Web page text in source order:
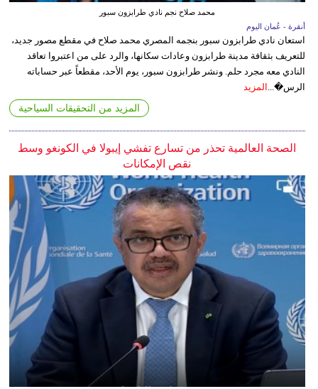
محمد صلاح نجم نادي طرابزون سبور
أنقرة - عُمان اليوم
استعان نادي طرابزون سبور بنجمه المصري محمد صلاح في مقطع مصور جديد،
للتعريف بثقافة مدينة طرابزون وعادات سكانها، والرد على من اعتبروا تعاقد
النادي معه مجرد حلم. ونشر طرابزون سبور، يوم الأحد، مقطعاً عبر حساباته
الرس�...
المزيد
المزيد من التحقيقات السياحية
الصحة العالمية تحذر من تسارع تفشي إيبولا في الكونغو وسط
نقص الإمكانات